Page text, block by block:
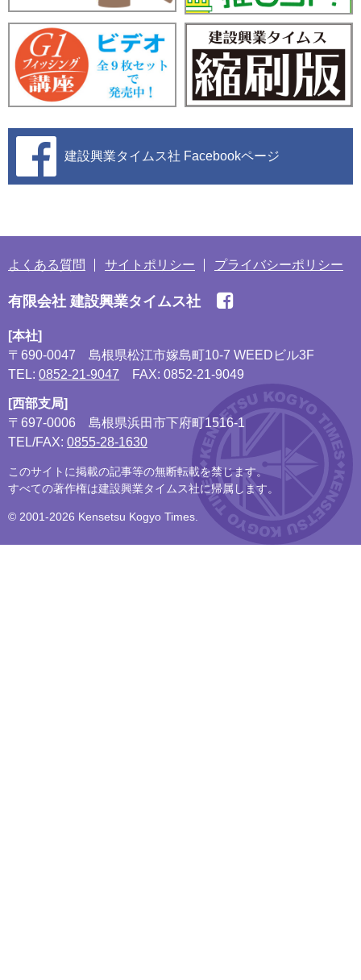
建設興業タイムス社 Facebookページ
よくある質問 サイトポリシー プライバシーポリシー
有限会社 建設興業タイムス社
[本社]
〒690-0047
島根県松江市嫁島町10-7 WEEDビル3F
TEL: 0852-21-9047 FAX: 0852-21-9049
[西部支局]
〒697-0006
島根県浜田市下府町1516-1
TEL/FAX: 0855-28-1630
このサイトに掲載の記事等の無断転載を禁じます。
すべての著作権は建設興業タイムス社に帰属します。
© 2001-2026 Kensetsu Kogyo Times.